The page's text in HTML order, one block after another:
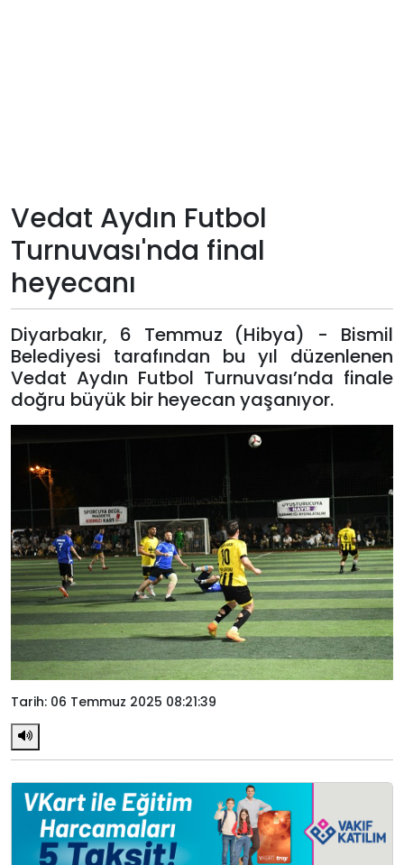
Künye
Giriş
Yap
Vedat Aydın Futbol
Turnuvası'nda final
heyecanı
Diyarbakır, 6 Temmuz (Hibya) - Bismil
Belediyesi tarafından bu yıl düzenlenen
Vedat Aydın Futbol Turnuvası’nda finale
doğru büyük bir heyecan yaşanıyor.
Tarih: 06 Temmuz 2025 08:21:39